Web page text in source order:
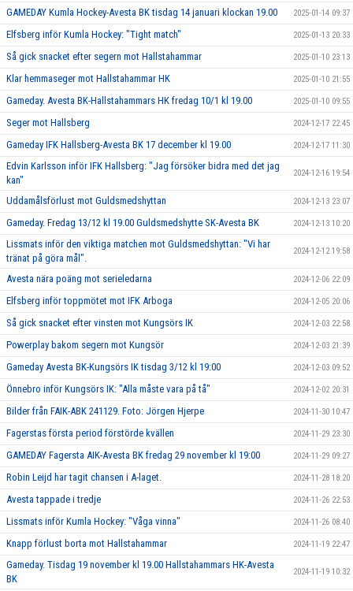
GAMEDAY Kumla Hockey-Avesta BK tisdag 14 januari klockan 19.00 2025-01-14 09:37
Elfsberg inför Kumla Hockey: "Tight match" 2025-01-13 20:33
Så gick snacket efter segern mot Hallstahammar 2025-01-10 23:13
Klar hemmaseger mot Hallstahammar HK 2025-01-10 21:55
Gameday. Avesta BK-Hallstahammars HK fredag 10/1 kl 19.00 2025-01-10 09:55
Seger mot Hallsberg 2024-12-17 22:45
Gameday IFK Hallsberg-Avesta BK 17 december kl 19.00 2024-12-17 11:30
Edvin Karlsson inför IFK Hallsberg: "Jag försöker bidra med det jag
kan"
2024-12-16 19:54
Uddamålsförlust mot Guldsmedshyttan 2024-12-13 23:07
Gameday. Fredag 13/12 kl 19.00 Guldsmedshytte SK-Avesta BK 2024-12-13 10:20
Lissmats inför den viktiga matchen mot Guldsmedshyttan: "Vi har
tränat på göra mål".
2024-12-12 19:58
Avesta nära poäng mot serieledarna 2024-12-06 22:09
Elfsberg inför toppmötet mot IFK Arboga 2024-12-05 20:06
Så gick snacket efter vinsten mot Kungsörs IK 2024-12-03 22:58
Powerplay bakom segern mot Kungsör 2024-12-03 21:39
Gameday Avesta BK-Kungsörs IK tisdag 3/12 kl 19:00 2024-12-03 09:52
Önnebro inför Kungsörs IK: "Alla måste vara på tå" 2024-12-02 20:31
Bilder från FAIK-ABK 241129. Foto: Jörgen Hjerpe 2024-11-30 10:47
Fagerstas första period förstörde kvällen 2024-11-29 23:30
GAMEDAY Fagersta AIK-Avesta BK fredag 29 november kl 19:00 2024-11-29 09:27
Robin Leijd har tagit chansen i A-laget. 2024-11-28 18:20
Avesta tappade i tredje 2024-11-26 22:53
Lissmats inför Kumla Hockey: "Våga vinna" 2024-11-26 08:40
Knapp förlust borta mot Hallstahammar 2024-11-19 22:47
Gameday. Tisdag 19 november kl 19.00 Hallstahammars HK-Avesta
BK
2024-11-19 10:32